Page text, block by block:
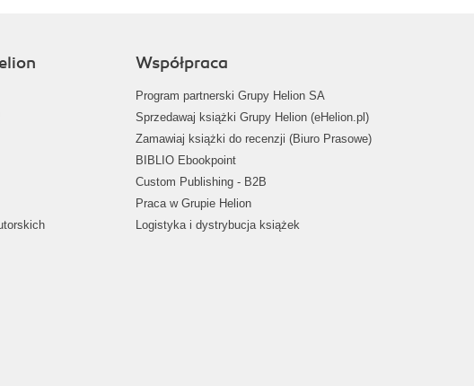
Współpraca
Program partnerski Grupy Helion SA
Sprzedawaj książki Grupy Helion (eHelion.pl)
Zamawiaj książki do recenzji (Biuro Prasowe)
BIBLIO Ebookpoint
Custom Publishing - B2B
Praca w Grupie Helion
Logistyka i dystrybucja książek